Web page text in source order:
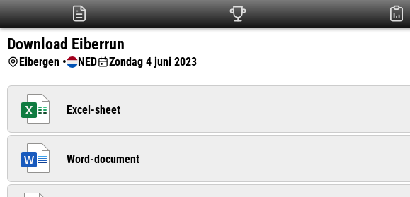
Download Eiberrun
Eibergen • NED Zondag 4 juni 2023
Excel-sheet
Word-document